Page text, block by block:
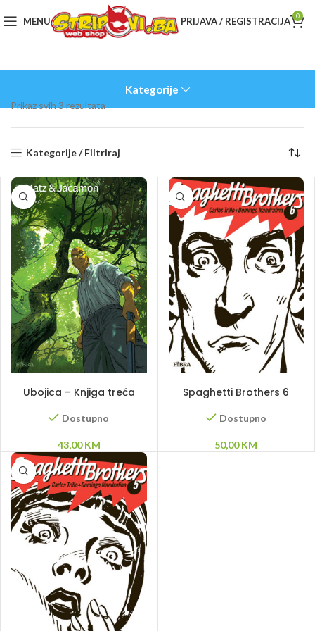
MENU PRIJAVA / REGISTRACIJA 0
Kategorije
Prikaz svih 3 rezultata
Kategorije / Filtriraj
Ubojica – Knjiga treća
Dostupno
43,00KM
Spaghetti Brothers 6
Dostupno
50,00KM